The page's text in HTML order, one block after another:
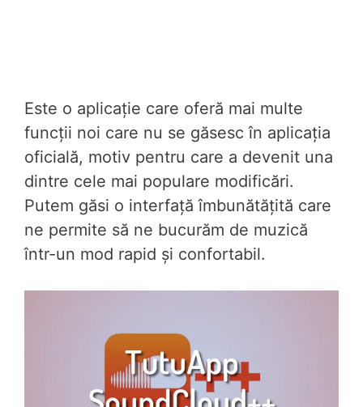
Este o aplicație care oferă mai multe
funcții noi care nu se găsesc în aplicația
oficială, motiv pentru care a devenit una
dintre cele mai populare modificări.
Putem găsi o interfață îmbunătățită care
ne permite să ne bucurăm de muzică
într-un mod rapid și confortabil.